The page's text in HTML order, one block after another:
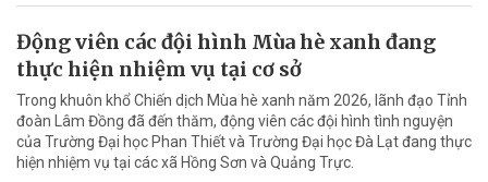
Động viên các đội hình Mùa hè xanh đang
thực hiện nhiệm vụ tại cơ sở
Trong khuôn khổ Chiến dịch Mùa hè xanh năm 2026, lãnh đạo Tỉnh
đoàn Lâm Đồng đã đến thăm, động viên các đội hình tình nguyện
của Trường Đại học Phan Thiết và Trường Đại học Đà Lạt đang thực
hiện nhiệm vụ tại các xã Hồng Sơn và Quảng Trực.